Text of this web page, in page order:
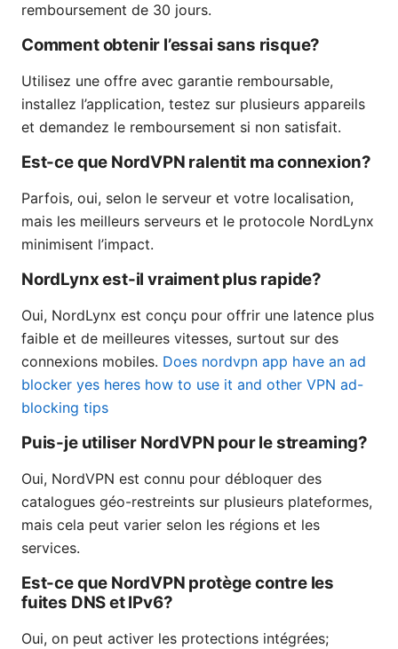
remboursement de 30 jours.
Comment obtenir l’essai sans risque?
Utilisez une offre avec garantie remboursable,
installez l’application, testez sur plusieurs appareils
et demandez le remboursement si non satisfait.
Est-ce que NordVPN ralentit ma connexion?
Parfois, oui, selon le serveur et votre localisation,
mais les meilleurs serveurs et le protocole NordLynx
minimisent l’impact.
NordLynx est-il vraiment plus rapide?
Oui, NordLynx est conçu pour offrir une latence plus
faible et de meilleures vitesses, surtout sur des
connexions mobiles. Does nordvpn app have an ad
blocker yes heres how to use it and other VPN ad-
blocking tips
Puis-je utiliser NordVPN pour le streaming?
Oui, NordVPN est connu pour débloquer des
catalogues géo-restreints sur plusieurs plateformes,
mais cela peut varier selon les régions et les
services.
Est-ce que NordVPN protège contre les
fuites DNS et IPv6?
Oui, on peut activer les protections intégrées;